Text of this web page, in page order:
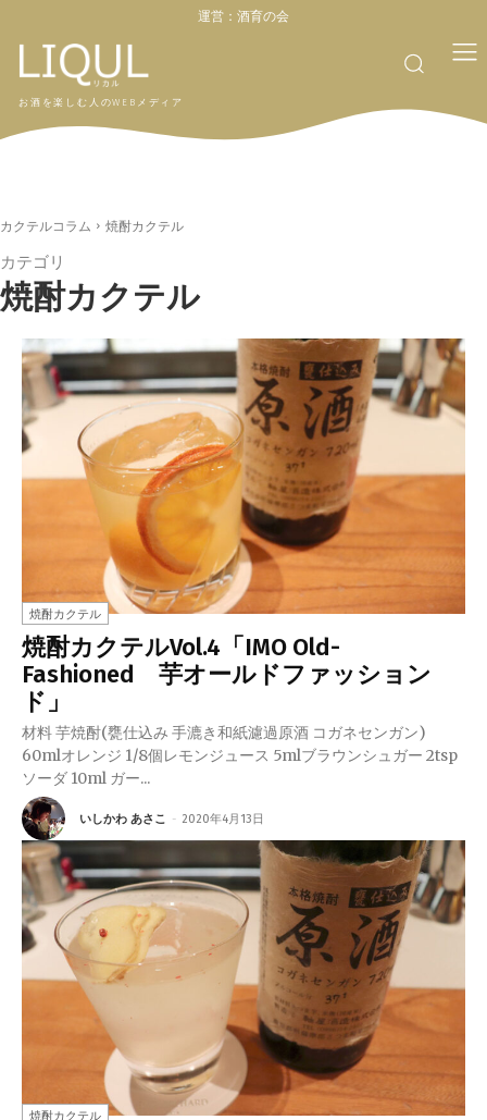
運営： 酒育の会
お酒を楽しむ人のWEBメディア
カクテルコラム 焼酎カクテル
カテゴリ
焼酎カクテル
焼酎カクテル
焼酎カクテルVol.4「IMO Old-
Fashioned 芋オールドファッション
ド」
材料 芋焼酎(甕仕込み 手漉き和紙濾過原酒 コガネセンガン)
60mlオレンジ 1/8個レモンジュース 5mlブラウンシュガー 2tsp
ソーダ 10ml ガー...
いしかわ あさこ - 2020年4月13日
焼酎カクテル